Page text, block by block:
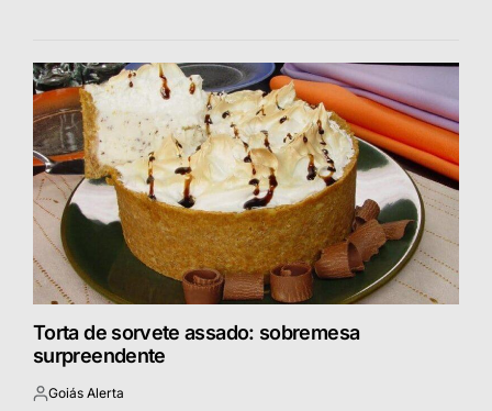
Torta de sorvete assado: sobremesa
surpreendente
Postado
Goiás Alerta